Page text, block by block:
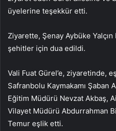
üyelerine teşekkür etti.
Ziyarette, Şenay Aybüke
şehitler için dua edildi.
Vali Fuat Gürel’e, ziyaretinde,
Safranbolu Kaymakamı Şaban
Eğitim Müdürü Nevzat Akbaş,
Vilayet Müdürü Abdurrahman
Temur eşlik etti.